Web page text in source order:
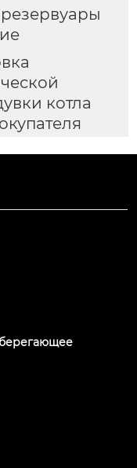
котла